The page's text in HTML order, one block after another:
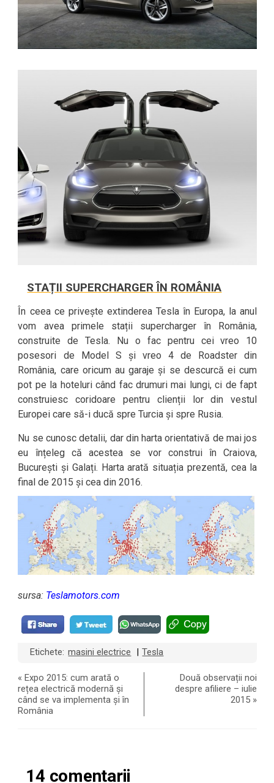
STAȚII SUPERCHARGER ÎN ROMÂNIA
În ceea ce privește extinderea Tesla în Europa, la anul
vom avea primele stații supercharger în România,
construite de Tesla. Nu o fac pentru cei vreo 10
posesori de Model S și vreo 4 de Roadster din
România, care oricum au garaje și se descurcă ei cum
pot pe la hoteluri când fac drumuri mai lungi, ci de fapt
construiesc coridoare pentru clienții lor din vestul
Europei care să-i ducă spre Turcia și spre Rusia.
Nu se cunosc detalii, dar din harta orientativă de mai jos
eu înțeleg că acestea se vor construi în Craiova,
București și Galați. Harta arată situația prezentă, cea la
final de 2015 și cea din 2016.
sursa: Teslamotors.com
Etichete: masini electrice | Tesla
«Expo 2015: cum arată o
rețea electrică modernă și
când se va implementa și în
România
Două observații noi
despre afiliere – iulie
2015 »
14 comentarii